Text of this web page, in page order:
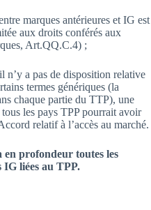
marques antérieures et IG est
aux droits conférés aux
Art.QQ.C.4) ;
n’y a pas de disposition relative
termes génériques (la
chaque partie du TTP), une
les pays TPP pourrait avoir
relatif à l’accès au marché.
profondeur toutes les
liées au TPP.